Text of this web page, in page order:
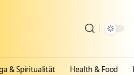
& Spiritualität Health & Food